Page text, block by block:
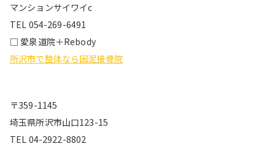
マンションサイワイc
TEL 054-269-6491
□ 愛泉道院＋Rebody
所沢市で整体なら因泥接骨院
〒359-1145
埼玉県所沢市山口123-15
TEL 04-2922-8802